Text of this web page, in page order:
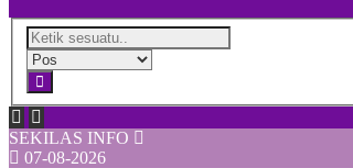
SEKILAS INFO
07-08-2026